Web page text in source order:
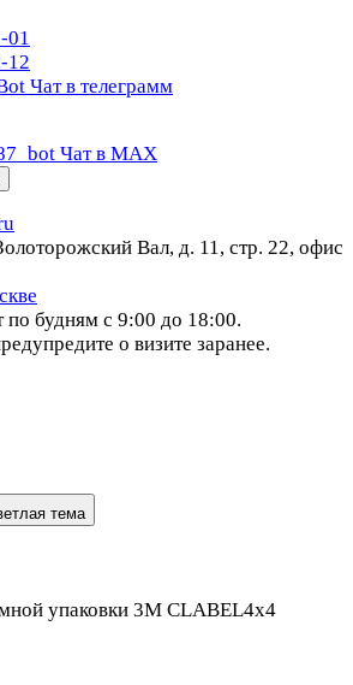
01
12
Чат в телеграмм
Чат в МАХ
Вал, д. 11, стр. 22, офис
по будням с 9:00 до 18:00.
о визите заранее.
тема
упаковки 3М CLABEL4x4